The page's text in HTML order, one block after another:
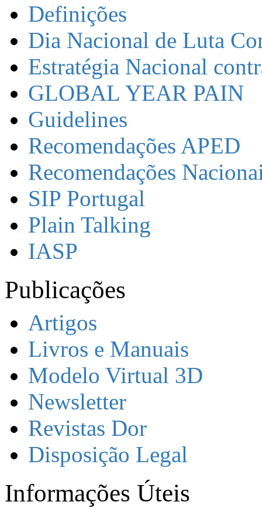
Definições
Dia Nacional de Luta
Estratégia Nacional
GLOBAL YEAR PAIN
Guidelines
Recomendações APED
Recomendações
SIP Portugal
Plain Talking
IASP
Publicações
Artigos
Livros e Manuais
Modelo Virtual 3D
Newsletter
Revistas Dor
Disposição Legal
Informações Úteis